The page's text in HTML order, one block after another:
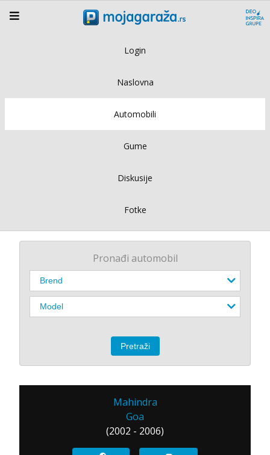
Login
Naslovna
Automobili
Gume
Diskusije
Fotke
Pronađi automobil
Mahindra
Goa
(2002 - 2006)